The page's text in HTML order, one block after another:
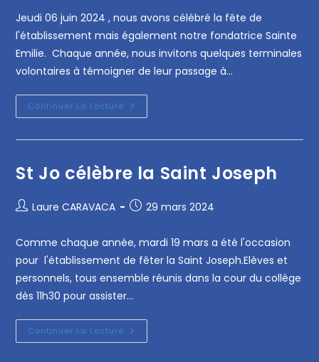
Jeudi 06 juin 2024 , nous avons célébré la fête de
l'établissement mais également notre fondatrice Sainte
Emilie. Chaque année, nous invitons quelques terminales
volontaires à témoigner de leur passage à…
Continuer La Lecture
St Jo célèbre la Saint Joseph
Laure CARAVACA 29 mars 2024
Comme chaque année, mardi 19 mars a été l'occasion
pour l'établissement de fêter la Saint Joseph.Elèves et
personnels, tous ensemble réunis dans la cour du collège
dès 11h30 pour assister…
Continuer La Lecture